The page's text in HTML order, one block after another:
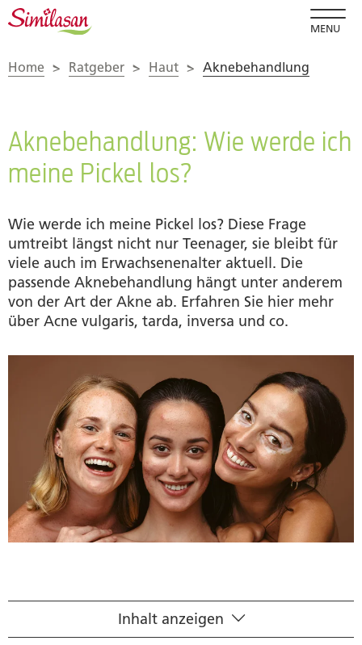
MENU
Home > Ratgeber > Haut > Aknebehandlung
Aknebehandlung: Wie werde ich
meine Pickel los?
Wie werde ich meine Pickel los? Diese Frage
umtreibt längst nicht nur Teenager, sie bleibt für
viele auch im Erwachsenenalter aktuell. Die
passende Aknebehandlung hängt unter anderem
von der Art der Akne ab. Erfahren Sie hier mehr
über Acne vulgaris, tarda, inversa und co.
Häufige Fragen zu Akne
Inhalt anzeigen